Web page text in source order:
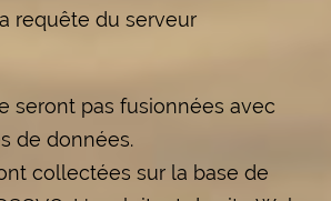
requête du serveur
seront pas fusionnées avec
de données.
collectées sur la base de